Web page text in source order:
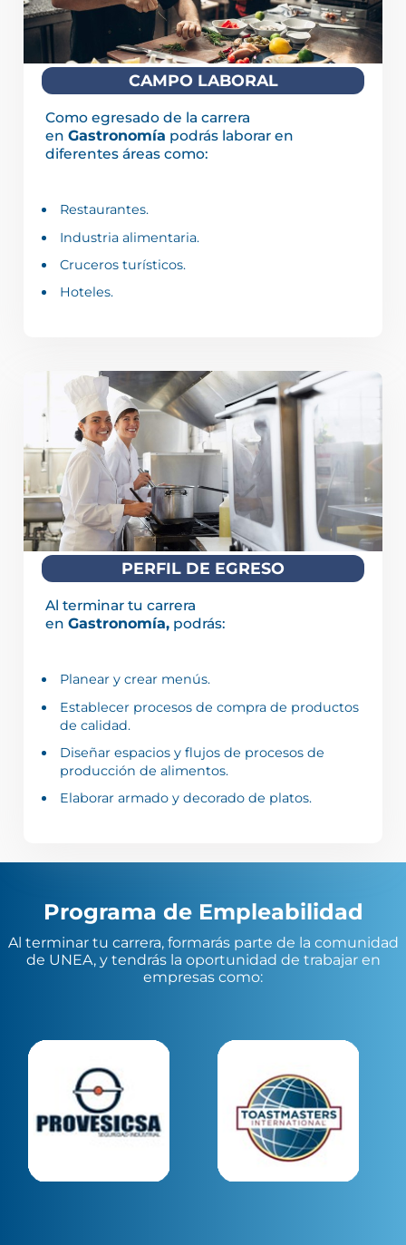
CAMPO LABORAL
Como egresado de la carrera
en Gastronomía podrás laborar en
diferentes áreas como:
Restaurantes.
Industria alimentaria.
Cruceros turísticos.
Hoteles.
PERFIL DE EGRESO
Al terminar tu carrera
en Gastronomía, podrás:
Planear y crear menús.
Establecer procesos de compra de productos
de calidad.
Diseñar espacios y flujos de procesos de
producción de alimentos.
Elaborar armado y decorado de platos.
Programa de Empleabilidad
Al terminar tu carrera, formarás parte de la comunidad
de UNEA, y tendrás la oportunidad de trabajar en
empresas como: